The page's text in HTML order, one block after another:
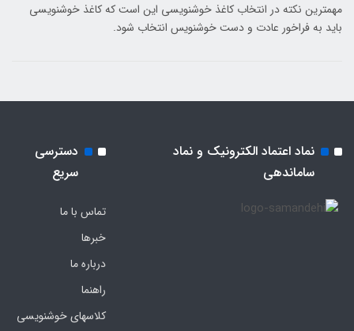
مهمترین نکته در انتخاب کاغذ خوشنویسی این است که کاغذ خوشنویسی
باید به فراخور عادت و دست خوشنویس انتخاب شود. ​​​​
نماد اعتماد الکترونیک و نماد
ساماندهی
دسترسی
سریع
تماس با ما
خبرها
درباره ما
راهنما
کلاسهای خوشنویسی